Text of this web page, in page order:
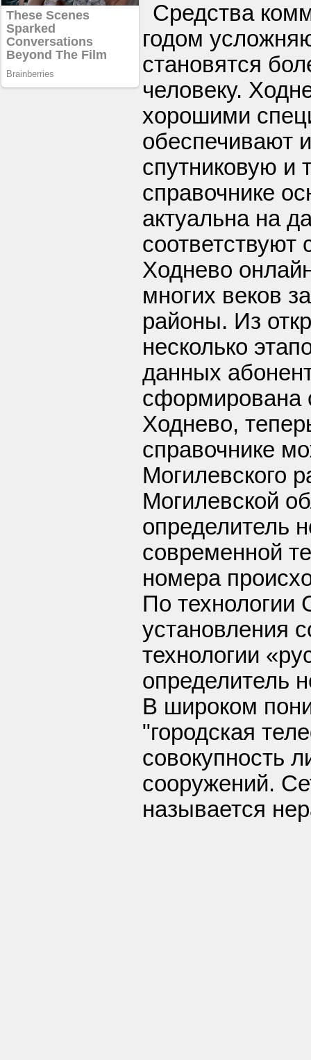
Средства
годом
становятся
человеку.
хорошими
обеспечивают
спутниковую и
справочнике
актуальна на
соответствуют
Ходнево
многих веков
районы. Из
несколько
данных
сформирована
Ходнево,
справочнике
Могилевского
Могилевской
определитель
современной
номера
По технологии
установления
технологии
определитель
В широком
"городская
совокупность
сооружений.
называется